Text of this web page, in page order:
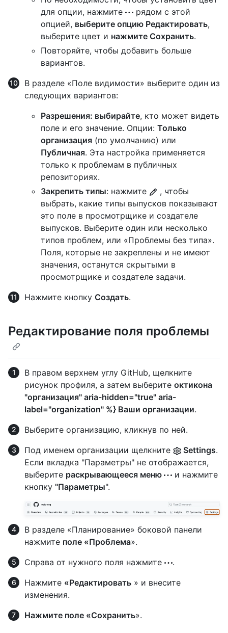
для опции, нажмите
рядом с этой
опцией, выберите опцию Редактировать,
выберите цвет и нажмите Сохранить.
Повторяйте, чтобы добавить больше
вариантов.
В разделе «Поле видимости» выберите один из
следующих вариантов:
Разрешения: выбирайте, кто может видеть
поле и его значение. Опции: Только
организация (по умолчанию) или
Публичная. Эта настройка применяется
только к проблемам в публичных
репозиториях.
Закрепить типы: нажмите
, чтобы
выбрать, какие типы выпусков показывают
это поле в просмотрщике и создателе
выпусков. Выберите один или несколько
типов проблем, или «Проблемы без типа».
Поля, которые не закреплены и не имеют
значения, останутся скрытыми в
просмотрщике и создателе задачи.
Нажмите кнопку Создать.
Редактирование поля проблемы
В правом верхнем углу GitHub, щелкните
рисунок профиля, а затем выберите октикона
"организация" aria-hidden="true" aria-
label="organization" %} Ваши организации.
Выберите организацию, кликнув по ней.
Под именем организации щелкните
Settings.
Если вкладка "Параметры" не отображается,
выберите раскрывающееся меню
и нажмите
кнопку "Параметры".
В разделе «Планирование» боковой панели
нажмите поле «Проблема».
Справа от нужного поля нажмите
.
Нажмите «Редактировать » и внесите
изменения.
Нажмите поле «Сохранить».